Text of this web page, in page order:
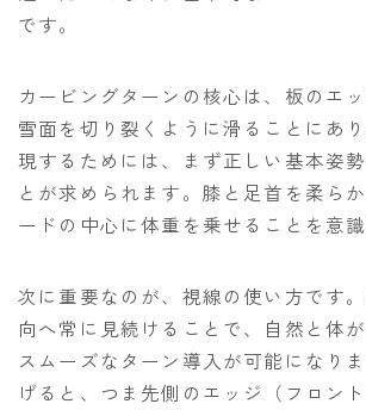
です。
カービングターンの核心は、板のエ
雪面を切り裂くように滑ることにあ
現するためには、まず正しい基本姿
とが求められます。膝と足首を柔ら
ードの中心に体重を乗せることを意識
次に重要なのが、視線の使い方です
向へ常に見続けることで、自然と体が
スムーズなターン導入が可能になり
げると、つま先側のエッジ（フロント